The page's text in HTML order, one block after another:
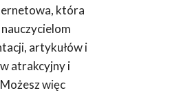
która
artykułów i
atrakcyjny i
więc